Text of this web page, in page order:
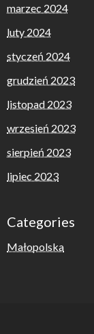
marzec 2024
luty 2024
styczeń 2024
grudzień 2023
listopad 2023
wrzesień 2023
sierpień 2023
lipiec 2023
Categories
Małopolska